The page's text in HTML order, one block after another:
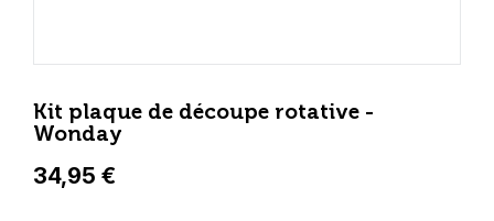
Kit plaque de découpe rotative -
Wonday
34,95 €